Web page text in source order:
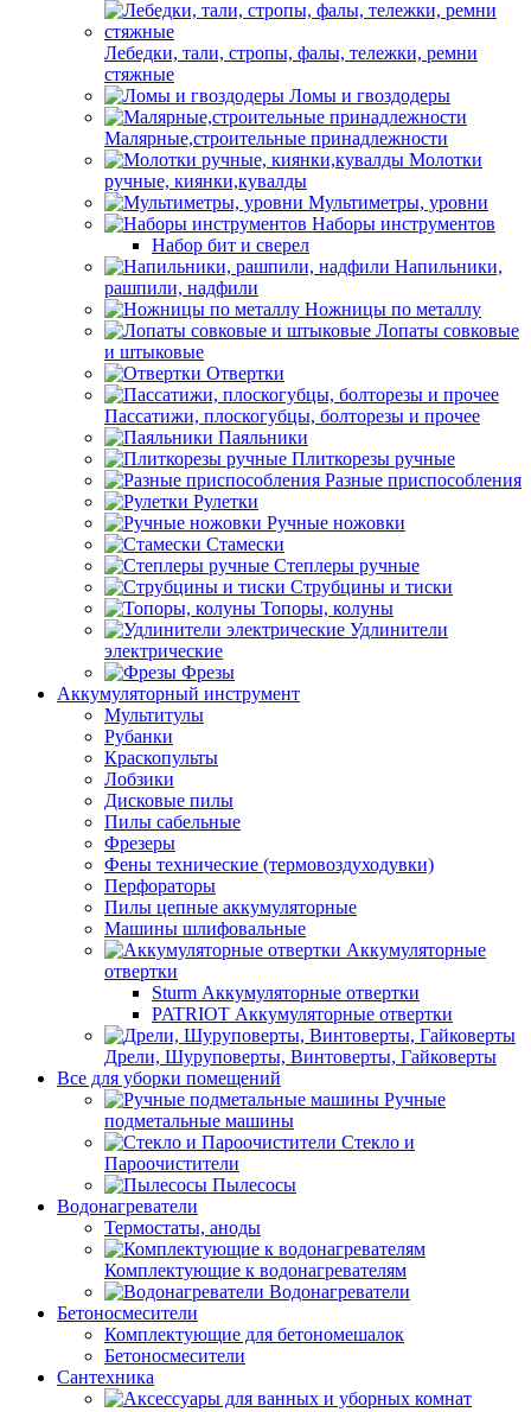
Лебедки, тали, стропы, фалы, тележки, ремни
стяжные
Ломы и гвоздодеры
Малярные,строительные принадлежности
Молотки
ручные, киянки,кувалды
Мультиметры, уровни
Наборы инструментов
Набор бит и сверел
Напильники,
рашпили, надфили
Ножницы по металлу
Лопаты совковые
и штыковые
Отвертки
Пассатижи, плоскогубцы, болторезы и прочее
Паяльники
Плиткорезы ручные
Разные приспособления
Рулетки
Ручные ножовки
Стамески
Степлеры ручные
Струбцины и тиски
Топоры, колуны
Удлинители
электрические
Фрезы
Аккумуляторный инструмент
Мультитулы
Рубанки
Краскопульты
Лобзики
Дисковые пилы
Пилы сабельные
Фрезеры
Фены технические (термовоздуходувки)
Перфораторы
Пилы цепные аккумуляторные
Машины шлифовальные
Аккумуляторные
отвертки
Sturm Аккумуляторные отвертки
PATRIOT Аккумуляторные отвертки
Дрели, Шуруповерты, Винтоверты, Гайковерты
Все для уборки помещений
Ручные
подметальные машины
Стекло и
Пароочистители
Пылесосы
Водонагреватели
Термостаты, аноды
Комплектующие к водонагревателям
Водонагреватели
Бетоносмесители
Комплектующие для бетономешалок
Бетоносмесители
Сантехника